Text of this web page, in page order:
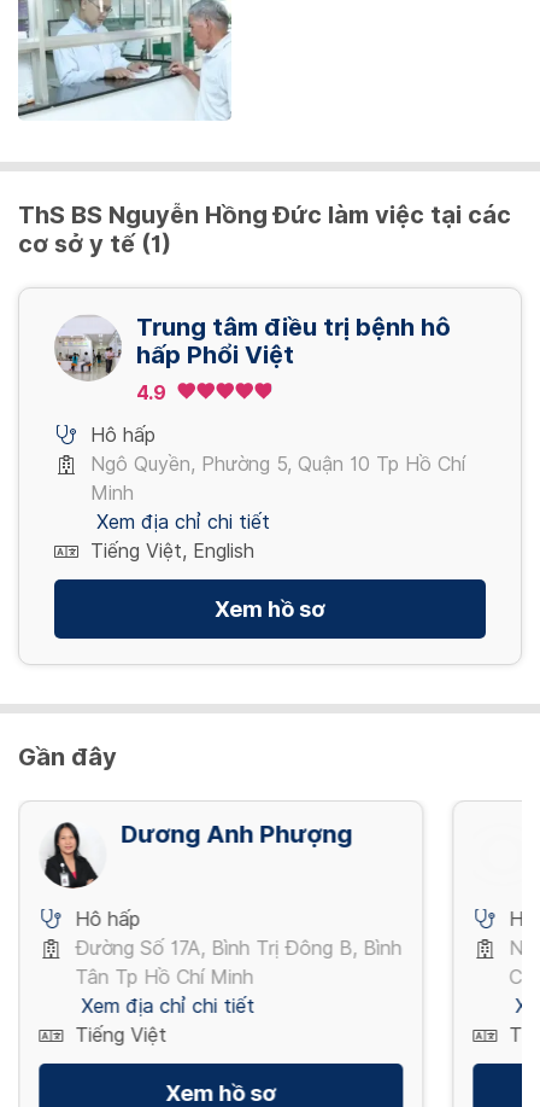
ThS BS Nguyễn Hồng Đức làm việc tại các
cơ sở y tế (1)
Trung tâm điều trị bệnh hô
hấp Phổi Việt
4.9
Hô hấp
Ngô Quyền, Phường 5, Quận 10 Tp Hồ Chí
Minh
Xem địa chỉ chi tiết
Tiếng Việt, English
Xem hồ sơ
Gần đây
Dương Anh Phượng
Hô hấp
Đường Số 17A, Bình Trị Đông B, Bình
Tân Tp Hồ Chí Minh
Xem địa chỉ chi tiết
Tiếng Việt
Xem hồ sơ
Hô